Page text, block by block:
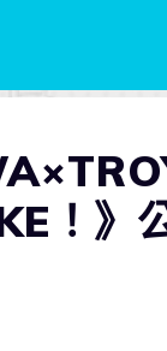
！》